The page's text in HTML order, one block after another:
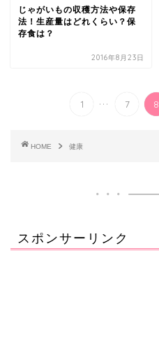
じゃがいもの収穫方法や保存
法！生産量はどれくらい？保
存食は？
2016年8月23日
1 ... 7 8
HOME 健康
スポンサーリンク